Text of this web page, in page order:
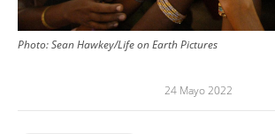
Photo: Sean Hawkey/Life on Earth Pictures
24 Mayo 2022